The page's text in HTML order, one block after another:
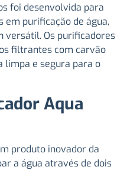
foi desenvolvida para
em purificação de água,
versátil. Os purificadores
filtrantes com carvão
limpa e segura para o
Aqua
produto inovador da
a água através de dois